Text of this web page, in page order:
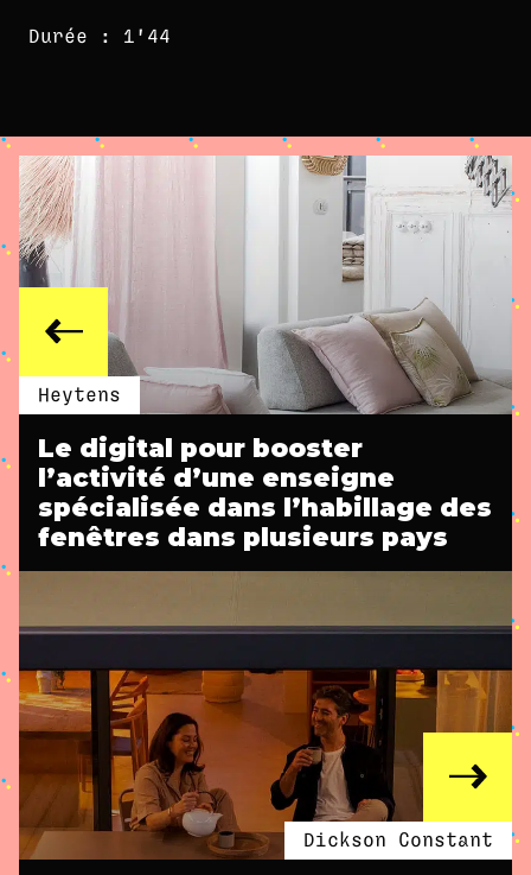
Durée : 1'44
Heytens
Le digital pour booster
l’activité d’une enseigne
spécialisée dans l’habillage des
fenêtres dans plusieurs pays
Dickson Constant